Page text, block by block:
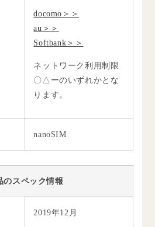
docomo＞＞
au＞＞
Softbank＞＞
ネットワーク利用制限
〇△ーのいずれかとな
ります。
nanoSIM
のスペック情報
2019年12月